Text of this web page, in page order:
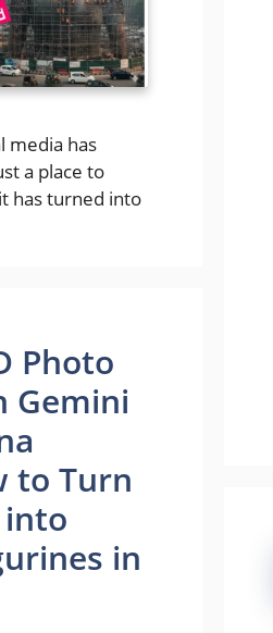
media has
a place to
has turned into
Photo
Gemini
to Turn
in